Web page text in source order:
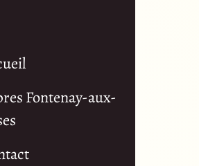
Fontenay-aux-